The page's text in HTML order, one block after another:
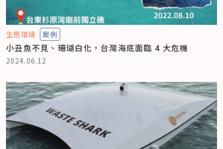
生態環境 案例
小丑魚不見、珊瑚白化，台灣海底面臨 4 大危機
2024.06.12